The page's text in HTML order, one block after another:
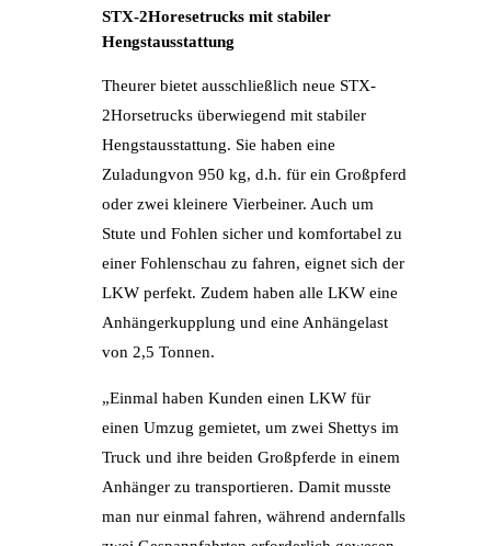
STX-2Horesetrucks mit stabiler
Hengstausstattung
Theurer bietet ausschließlich neue STX-
2Horsetrucks überwiegend mit stabiler
Hengstausstattung. Sie haben eine
Zuladungvon 950 kg, d.h. für ein Großpferd
oder zwei kleinere Vierbeiner. Auch um
Stute und Fohlen sicher und komfortabel zu
einer Fohlenschau zu fahren, eignet sich der
LKW perfekt. Zudem haben alle LKW eine
Anhängerkupplung und eine Anhängelast
von 2,5 Tonnen.
„Einmal haben Kunden einen LKW für
einen Umzug gemietet, um zwei Shettys im
Truck und ihre beiden Großpferde in einem
Anhänger zu transportieren. Damit musste
man nur einmal fahren, während andernfalls